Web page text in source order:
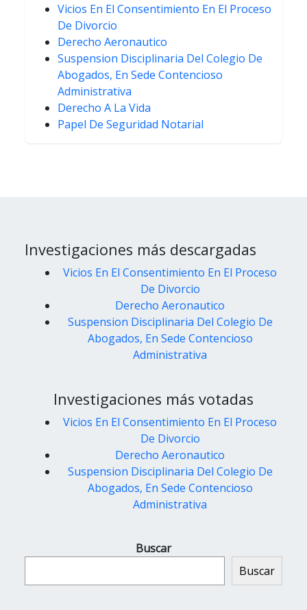
Vicios En El Consentimiento En El Proceso
De Divorcio
Derecho Aeronautico
Suspension Disciplinaria Del Colegio De
Abogados, En Sede Contencioso
Administrativa
Derecho A La Vida
Papel De Seguridad Notarial
Investigaciones más descargadas
Vicios En El Consentimiento En El Proceso
De Divorcio
Derecho Aeronautico
Suspension Disciplinaria Del Colegio De
Abogados, En Sede Contencioso
Administrativa
Investigaciones más votadas
Vicios En El Consentimiento En El Proceso
De Divorcio
Derecho Aeronautico
Suspension Disciplinaria Del Colegio De
Abogados, En Sede Contencioso
Administrativa
Buscar
Buscar